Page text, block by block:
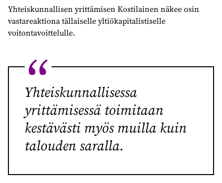
Yhteiskunnallisen yrittämisen Kostilainen näkee osin
vastareaktiona tällaiselle yltiökapitalistiselle
voitontavoittelulle.
Yhteiskunnallisessa
yrittämisessä toimitaan
kestävästi myös muilla kuin
talouden saralla.